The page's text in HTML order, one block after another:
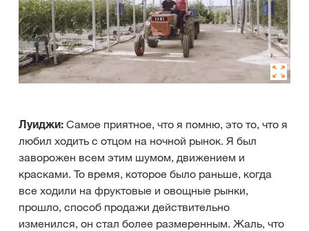
Луиджи: Самое приятное, что я помню, это то, что я
любил ходить с отцом на ночной рынок. Я был
заворожен всем этим шумом, движением и
красками. То время, которое было раньше, когда
все ходили на фруктовые и овощные рынки,
прошло, способ продажи действительно
изменился, он стал более размеренным. Жаль, что